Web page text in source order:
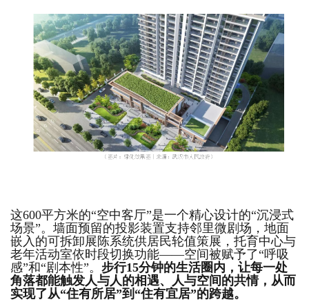
这600平方米的“空中客厅”是一个精心设计的“沉浸式
场景”。墙面预留的投影装置支持邻里微剧场，地面
嵌入的可拆卸展陈系统供居民轮值策展，托育中心与
老年活动室依时段切换功能——空间被赋予了“呼吸
感”和“剧本性”。 步行15分钟的生活圈内，让每一处
角落都能触发人与人的相遇、人与空间的共情，从而
实现了从“住有所居”到“住有宜居”的跨越。